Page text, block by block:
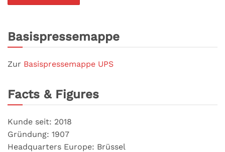
Basispressemappe
Zur Basispressemappe UPS
Facts & Figures
Kunde seit: 2018
Gründung: 1907
Headquarters Europe: Brüssel